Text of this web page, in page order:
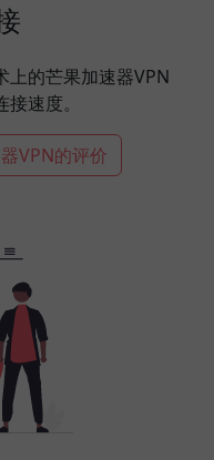
上的芒果加速器VPN
速度。
VPN的评价